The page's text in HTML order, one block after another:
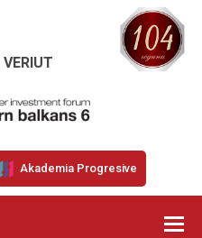
Akademia Progresive